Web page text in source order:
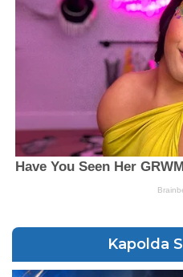
Kapolda